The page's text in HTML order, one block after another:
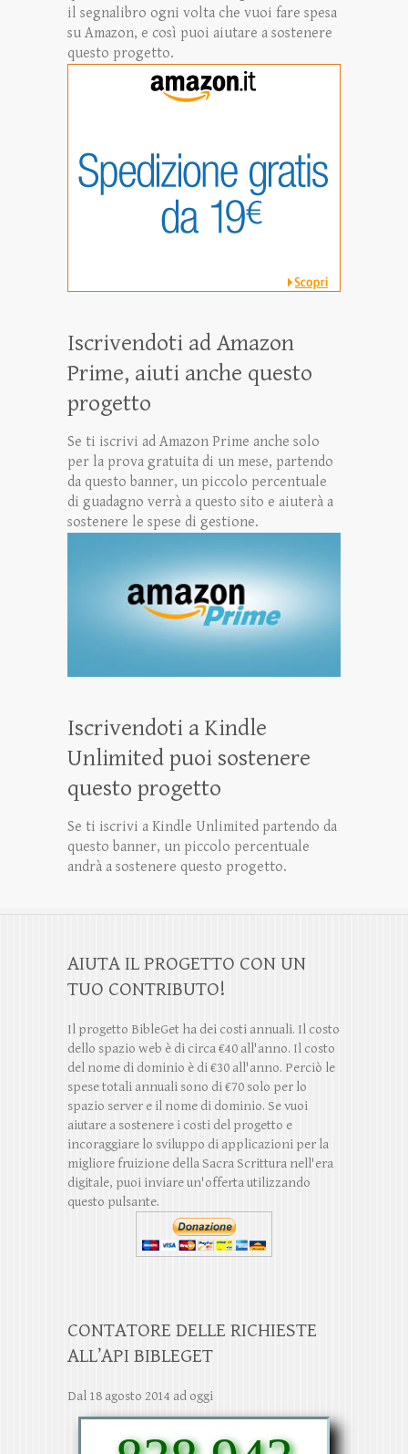
il segnalibro ogni volta che vuoi fare spesa
su Amazon, e così puoi aiutare a sostenere
questo progetto.
Iscrivendoti ad Amazon
Prime, aiuti anche questo
progetto
Se ti iscrivi ad Amazon Prime anche solo
per la prova gratuita di un mese, partendo
da questo banner, un piccolo percentuale
di guadagno verrà a questo sito e aiuterà a
sostenere le spese di gestione.
Iscrivendoti a Kindle
Unlimited puoi sostenere
questo progetto
Se ti iscrivi a Kindle Unlimited partendo da
questo banner, un piccolo percentuale
andrà a sostenere questo progetto.
AIUTA IL PROGETTO CON UN
TUO CONTRIBUTO!
Il progetto BibleGet ha dei costi annuali. Il costo
dello spazio web è di circa €40 all'anno. Il costo
del nome di dominio è di €30 all'anno. Perciò le
spese totali annuali sono di €70 solo per lo
spazio server e il nome di dominio. Se vuoi
aiutare a sostenere i costi del progetto e
incoraggiare lo sviluppo di applicazioni per la
migliore fruizione della Sacra Scrittura nell'era
digitale, puoi inviare un'offerta utilizzando
questo pulsante.
CONTATORE DELLE RICHIESTE
ALL’API BIBLEGET
Dal 18 agosto 2014 ad oggi